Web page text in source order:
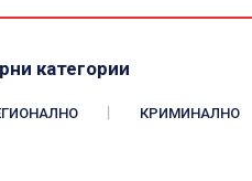
категории
КРИМИНАЛНО